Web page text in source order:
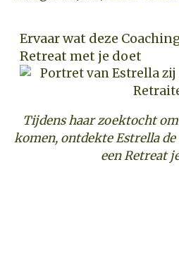
Ervaar wat deze
Retreat met je doet
Tijdens haar zoektocht
komen, ontdekte Estrella
een Retreat